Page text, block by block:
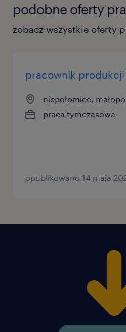
podobne oferty
zobacz wszystkie oferty
pracownik
niepołomice,
praca tymczasowa
opublikowano 14 maja